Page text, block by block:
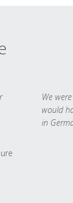
We
would
in